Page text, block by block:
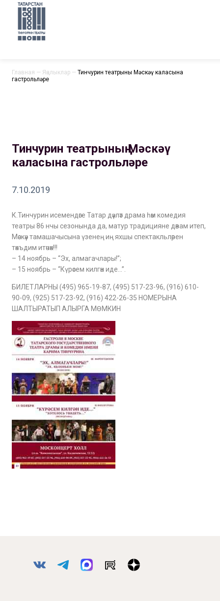
Главная — Яңалыклар — Тинчурин театрының Мәскәү каласына
гастрольләре
Тинчурин театрының Мәскәү
каласына гастрольләре
7.10.2019
К.Тинчурин исемендәге Татар дәүләт драма һәм комедия
театры 86 нчы сезонында да, матур традицияне дәвам итеп,
Мәскәү тамашачысына үзенең иң яхшы спектакльләрен
тәкъдим итәчәк!!!
– 14 ноябрь – “Эх, алмагачлары!”;
– 15 ноябрь – “Күрәсем килгән иде…”.
БИЛЕТЛАРНЫ (495) 965-19-87, (495) 517-23-96, (916) 610-
90-09, (925) 517-23-92, (916) 422-26-35 НОМЕРЫНА
ШАЛТЫРАТЫП АЛЫРГА МӨМКИН